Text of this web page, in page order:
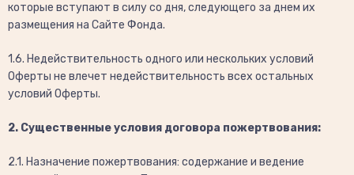
которые вступают в силу со дня, следующего за днем их
размещения на Сайте Фонда.
1.6. Недействительность одного или нескольких условий
Оферты не влечет недействительность всех остальных
условий Оферты.
2. Существенные условия договора пожертвования:
2.1. Назначение пожертвования: содержание и ведение